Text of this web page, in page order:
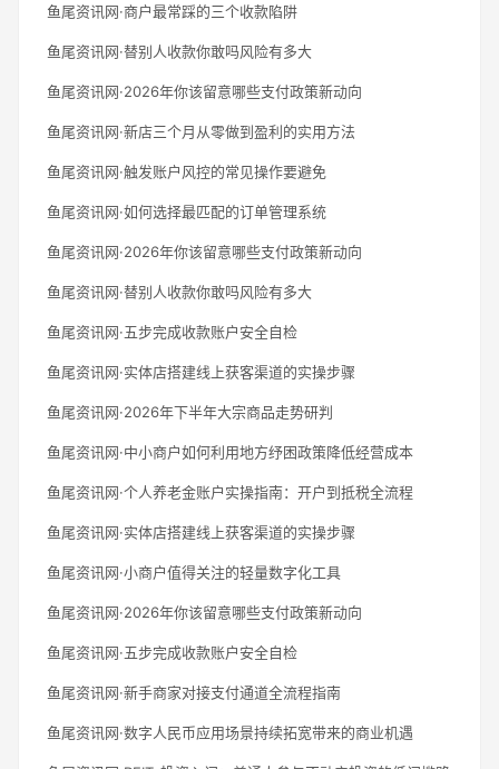
鱼尾资讯网·商户最常踩的三个收款陷阱
鱼尾资讯网·替别人收款你敢吗风险有多大
鱼尾资讯网·2026年你该留意哪些支付政策新动向
鱼尾资讯网·新店三个月从零做到盈利的实用方法
鱼尾资讯网·触发账户风控的常见操作要避免
鱼尾资讯网·如何选择最匹配的订单管理系统
鱼尾资讯网·2026年你该留意哪些支付政策新动向
鱼尾资讯网·替别人收款你敢吗风险有多大
鱼尾资讯网·五步完成收款账户安全自检
鱼尾资讯网·实体店搭建线上获客渠道的实操步骤
鱼尾资讯网·2026年下半年大宗商品走势研判
鱼尾资讯网·中小商户如何利用地方纾困政策降低经营成本
鱼尾资讯网·个人养老金账户实操指南：开户到抵税全流程
鱼尾资讯网·实体店搭建线上获客渠道的实操步骤
鱼尾资讯网·小商户值得关注的轻量数字化工具
鱼尾资讯网·2026年你该留意哪些支付政策新动向
鱼尾资讯网·五步完成收款账户安全自检
鱼尾资讯网·新手商家对接支付通道全流程指南
鱼尾资讯网·数字人民币应用场景持续拓宽带来的商业机遇